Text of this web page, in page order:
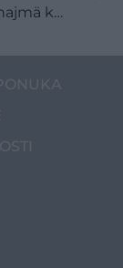
k…